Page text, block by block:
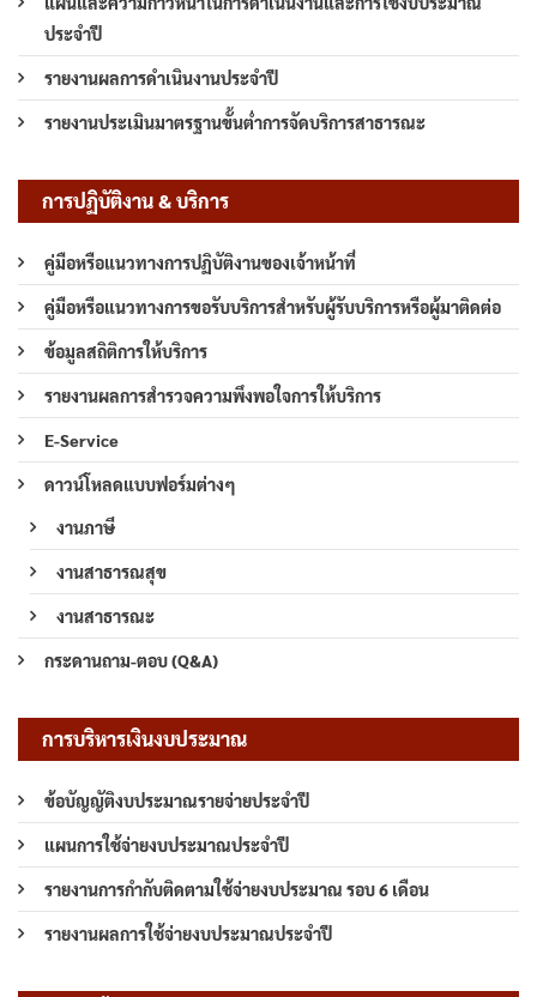
ประจำปี
รายงานผลการดำเนินงานประจำปี
รายงานประเมินมาตรฐานขั้นต่ำการจัดบริการสาธารณะ
การปฏิบัติงาน & บริการ
คู่มือหรือแนวทางการปฏิบัติงานของเจ้าหน้าที่
คู่มือหรือแนวทางการขอรับบริการสำหรับผู้รับบริการหรือผู้มาติดต่อ
ข้อมูลสถิติการให้บริการ
รายงานผลการสำรวจความพึงพอใจการให้บริการ
E-Service
ดาวน์โหลดแบบฟอร์มต่างๆ
งานภาษี
งานสาธารณสุข
งานสาธารณะ
กระดานถาม-ตอบ (Q&A)
การบริหารเงินงบประมาณ
ข้อบัญญัติงบประมาณรายจ่ายประจำปี
แผนการใช้จ่ายงบประมาณประจำปี
รายงานการกำกับติดตามใช้จ่ายงบประมาณ รอบ 6 เดือน
รายงานผลการใช้จ่ายงบประมาณประจำปี